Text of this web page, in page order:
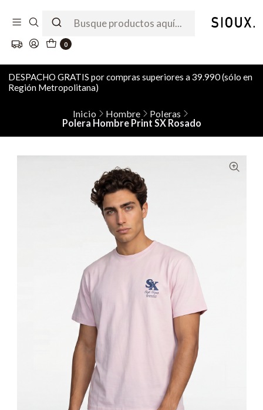
0
DESPACHO GRATIS por compras superiores a 39.990 (sólo en
Región Metropolitana)
Inicio Hombre
Poleras
Polera Hombre Print SX Rosado